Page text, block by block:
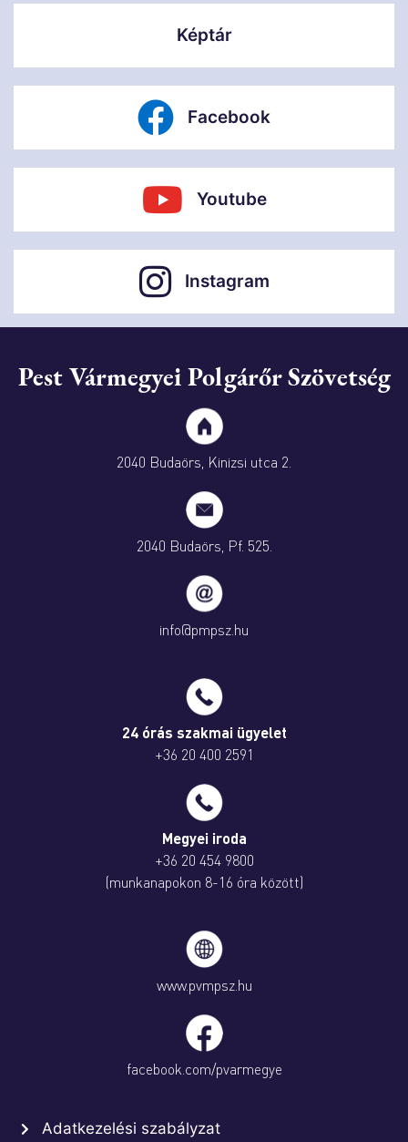
Képtár
Facebook
Youtube
Instagram
Pest Vármegyei Polgárőr Szövetség
2040 Budaörs, Kinizsi utca 2.
2040 Budaörs, Pf. 525.
info@pmpsz.hu
24 órás szakmai ügyelet
+36 20 400 2591
Megyei iroda
+36 20 454 9800
(munkanapokon 8-16 óra között)
www.pvmpsz.hu
facebook.com/pvarmegye
Adatkezelési szabályzat